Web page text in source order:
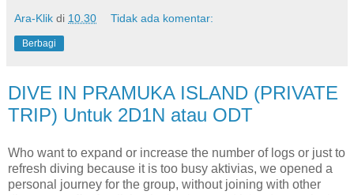
Ara-Klik di 10.30 Tidak ada komentar:
Berbagi
DIVE IN PRAMUKA ISLAND (PRIVATE
TRIP) Untuk 2D1N atau ODT
Who want to expand or increase the number of logs or just to
refresh diving because it is too busy aktivias, we opened a
personal journey for the group, without joining with other